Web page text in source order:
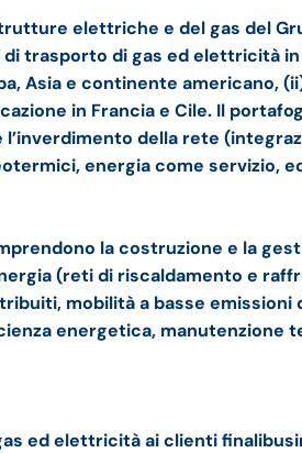
elettriche e del gas del
trasporto di gas ed elettricità in
Asia e continente americano,
in Francia e Cile. Il
della rete
energia come servizio,
la costruzione e la
(reti di riscaldamento e
mobilità a basse emissioni
energetica, manutenzione
ed elettricità ai clienti